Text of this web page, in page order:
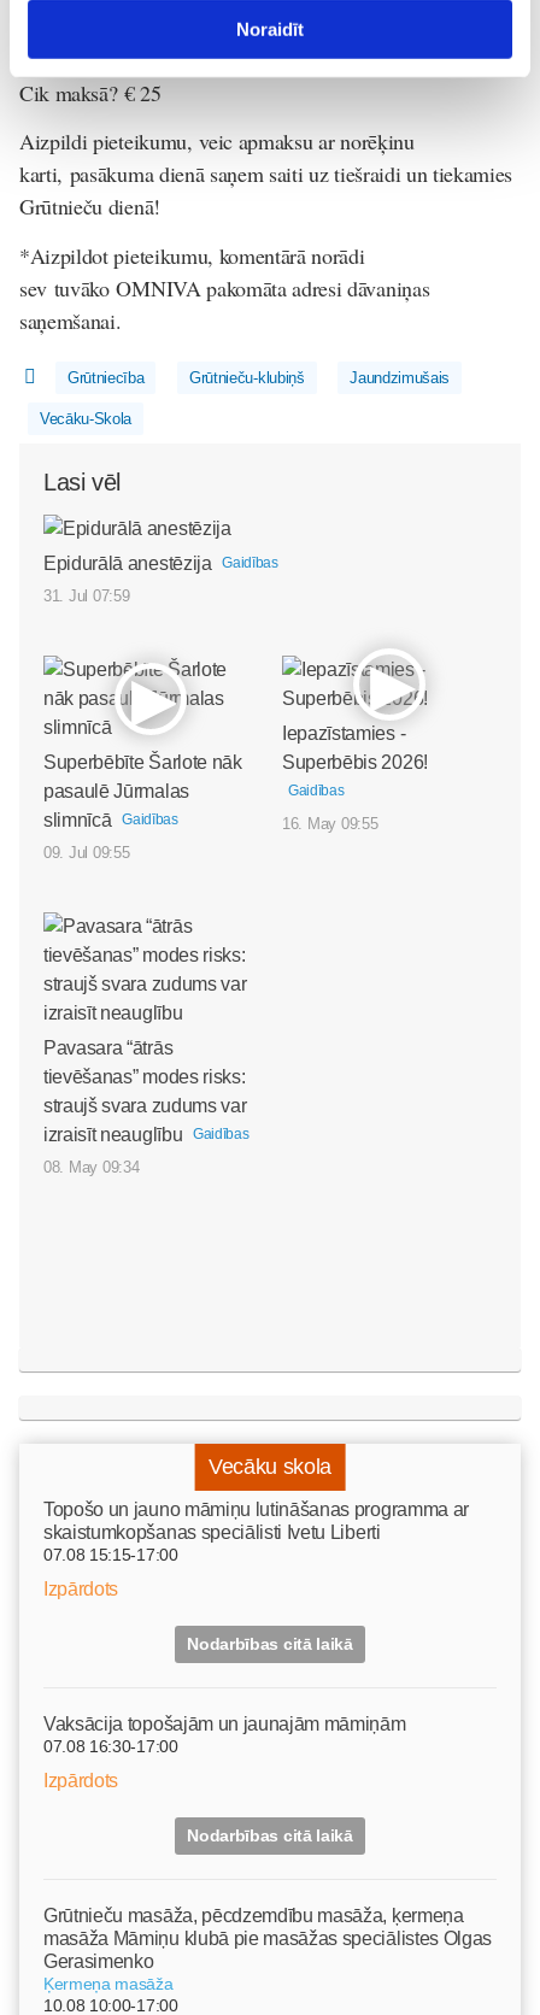
Noraidīt
www.maminuklubs.lv
Cik maksā?€ 25
Aizpildi pieteikumu, veic apmaksu ar norēķinu
karti, pasākuma dienā saņem saiti uz tiešraidi un tiekamies
Grūtnieču dienā!
*Aizpildot pieteikumu, komentārā norādi
sev tuvāko OMNIVA pakomāta adresi dāvaniņas
saņemšanai.
Grūtniecība Grūtnieču-klubiņš Jaundzimušais
Vecāku-Skola
Lasi vēl
Epidurālā anestēzija Gaidības
31. Jul 07:59
Superbēbīte Šarlote nāk
pasaulē Jūrmalas
slimnīcā
Gaidības
09. Jul 09:55
Iepazīstamies -
Superbēbis 2026!
Gaidības
16. May 09:55
Pavasara “ātrās
tievēšanas” modes risks:
straujš svara zudums var
izraisīt neauglību
Gaidības
08. May 09:34
Vecāku skola
Topošo un jauno māmiņu lutināšanas programma ar
skaistumkopšanas speciālisti Ivetu Liberti
07.08 15:15-17:00
Izpārdots
Nodarbības citā laikā
Vaksācija topošajām un jaunajām māmiņām
07.08 16:30-17:00
Izpārdots
Nodarbības citā laikā
Grūtnieču masāža, pēcdzemdību masāža, ķermeņa
masāža Māmiņu klubā pie masāžas speciālistes Olgas
Gerasimenko
Ķermeņa masāža
10.08 10:00-17:00